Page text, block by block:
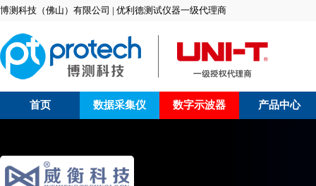
博测科技（佛山）有限公司 | 优利德测试仪器一级代理商
首页 数据采集仪 数字示波器 产品中心